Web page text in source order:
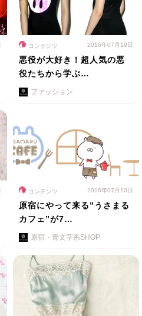
コンテンツ 2016年07月19日
悪役が大好き！超人気の悪
役たちから学ぶ…
ファッション
コンテンツ 2016年07月10日
原宿にやって来る”うさまる
カフェ”が7…
原宿・青文字系SHOP